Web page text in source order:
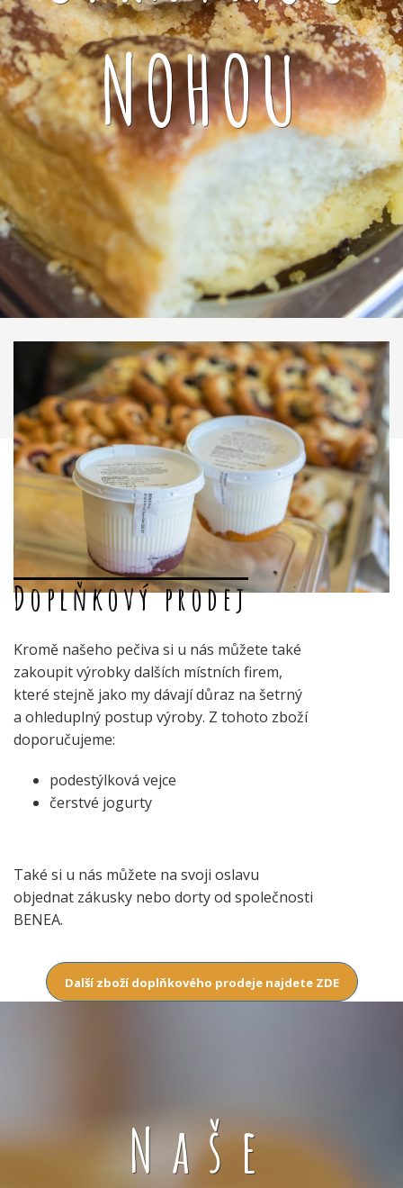
NOHOU
Doplňkový prodej
Kromě našeho pečiva si u nás můžete také
zakoupit výrobky dalších místních firem,
které stejně jako my dávají důraz na šetrný
a ohleduplný postup výroby. Z tohoto zboží
doporučujeme:
podestýlková vejce
čerstvé jogurty
Také si u nás můžete na svoji oslavu
objednat zákusky nebo dorty od společnosti
BENEA.
Další zboží doplňkového prodeje najdete ZDE
Naše